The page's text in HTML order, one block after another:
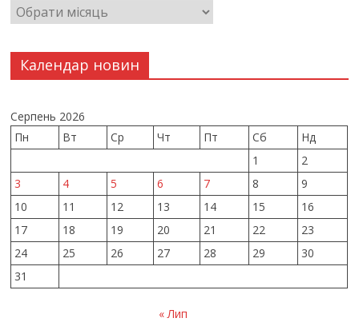
Календар новин
Серпень 2026
Пн
Вт Ср Чт Пт Сб
Нд
1
2
3
4 5 6 7 8
9
10
11 12 13 14 15
16
17
18 19 20 21 22
23
24
25 26 27 28 29
30
31
« Лип